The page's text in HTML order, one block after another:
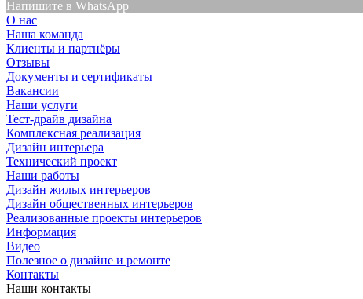
Напишите в WhatsApp
О нас
Наша команда
Клиенты и партнёры
Отзывы
Документы и сертификаты
Вакансии
Наши услуги
Тест-драйв дизайна
Комплексная реализация
Дизайн интерьера
Технический проект
Наши работы
Дизайн жилых интерьеров
Дизайн общественных интерьеров
Реализованные проекты интерьеров
Информация
Видео
Полезное о дизайне и ремонте
Контакты
Наши контакты